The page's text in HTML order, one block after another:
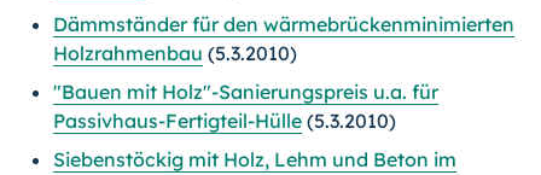
Dämmständer für den wärmebrückenminimierten
Holzrahmenbau (5.3.2010)
"Bauen mit Holz"-Sanierungspreis u.a. für
Passivhaus-Fertigteil-Hülle (5.3.2010)
Siebenstöckig mit Holz, Lehm und Beton im